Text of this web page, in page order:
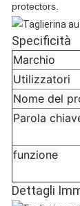
protectors.
Specificità
Marchio
Utilizzatori
Nome del
Parola
funzione
Dettagli